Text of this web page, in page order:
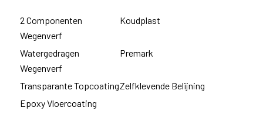
2 Componenten
Wegenverf
Koudplast
Watergedragen
Wegenverf
Premark
Transparante TopcoatingZelfklevende Belijning
Epoxy Vloercoating